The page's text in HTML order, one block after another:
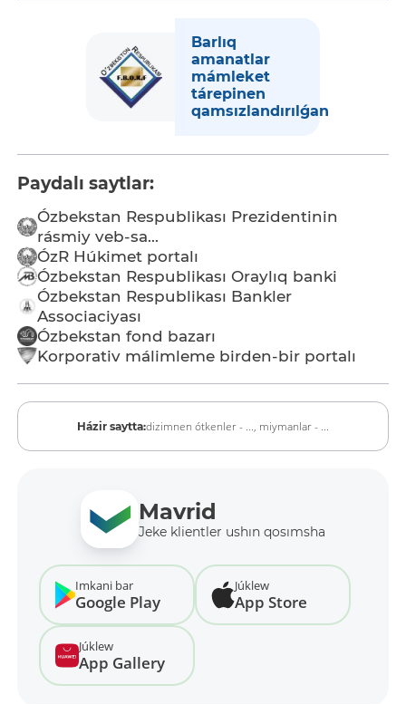
Barlıq
amanatlar
mámleket
tárepinen
qamsızlandırılǵan
Paydalı saytlar:
Ózbekstan Respublikası Prezidentinin
rásmiy veb-sa...
ÓzR Húkimet portalı
Ózbekstan Respublikası Oraylıq banki
Ózbekstan Respublikası Bankler
Associaciyası
Ózbekstan fond bazarı
Korporativ málimleme birden-bir portalı
Házir saytta:dizimnen ótkenler - ..., miymanlar - ...
Mavrid
Jeke klientler ushın qosımsha
Imkani bar
Google Play
Júklew
App Store
Júklew
App Gallery